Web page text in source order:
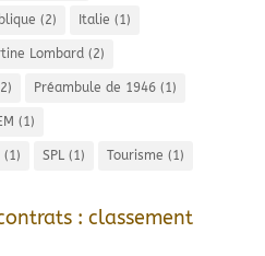
(2) Italie (1)
Lombard(2)
Préambule de 1946(1)
(1)
(1) SPL(1) Tourisme (1)
: classement